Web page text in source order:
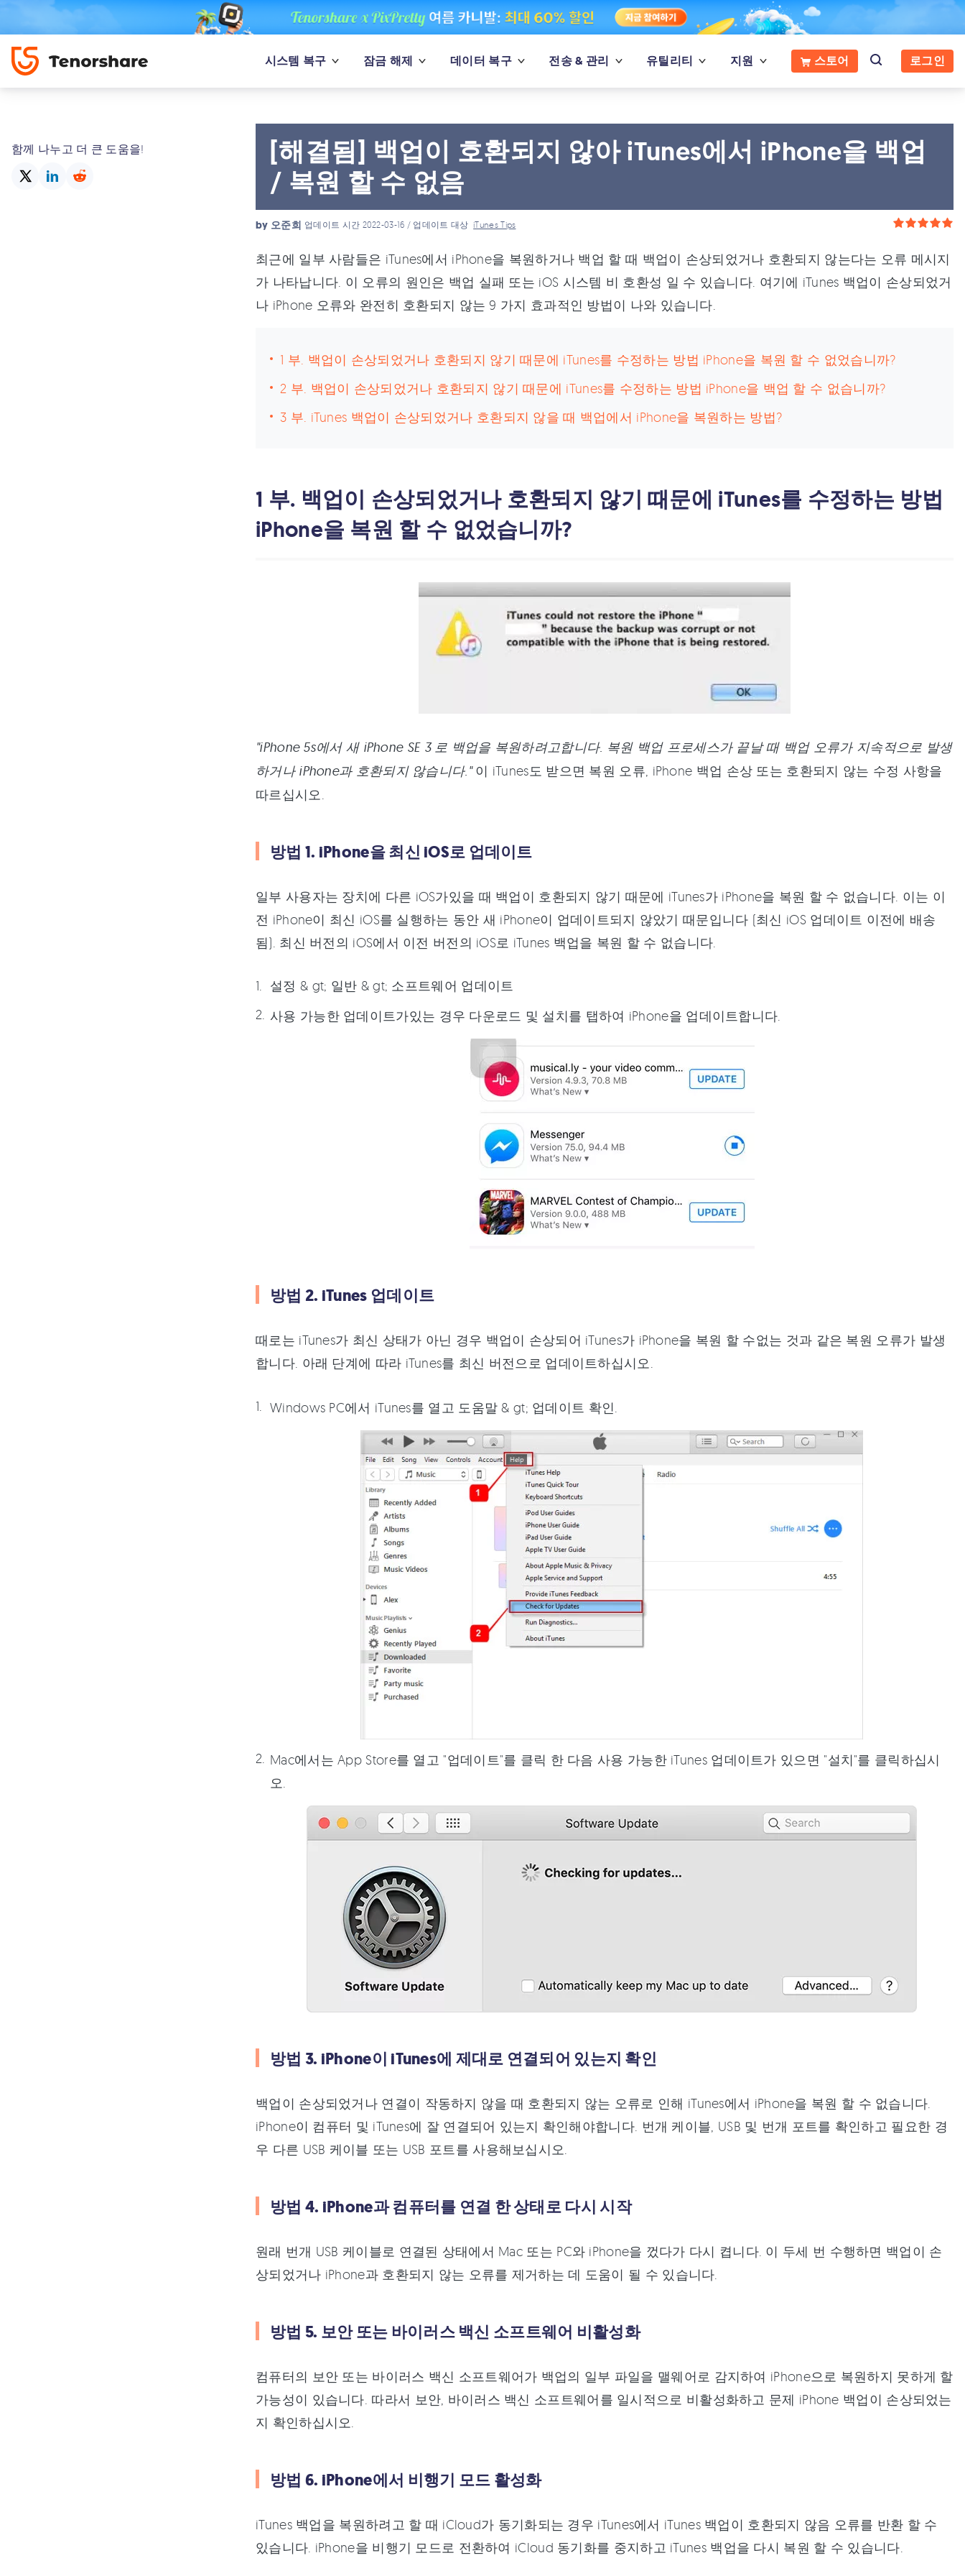
시스템 복구 잠금 해제 데이터 복구 전송 & 관리 유틸리티 지원 스토어 로그인
함께 나누고 더 큰 도움을!
[해결됨] 백업이 호환되지 않아 iTunes에서 iPhone을 백업
/ 복원 할 수 없음
by 오준희 업데이트 시간 2022-03-16 / 업데이트 대상iTunes Tips
최근에 일부 사람들은 iTunes에서 iPhone을 복원하거나 백업 할 때 백업이 손상되었거나 호환되지 않는다는 오류 메시지
가 나타납니다. 이 오류의 원인은 백업 실패 또는 iOS 시스템 비 호환성 일 수 있습니다. 여기에 iTunes 백업이 손상되었거
나 iPhone 오류와 완전히 호환되지 않는 9 가지 효과적인 방법이 나와 있습니다.
1 부. 백업이 손상되었거나 호환되지 않기 때문에 iTunes를 수정하는 방법 iPhone을 복원 할 수 없었습니까?
2 부. 백업이 손상되었거나 호환되지 않기 때문에 iTunes를 수정하는 방법 iPhone을 백업 할 수 없습니까?
3 부. iTunes 백업이 손상되었거나 호환되지 않을 때 백업에서 iPhone을 복원하는 방법?
1 부. 백업이 손상되었거나 호환되지 않기 때문에 iTunes를 수정하는 방법
iPhone을 복원 할 수 없었습니까?
"iPhone 5s에서 새 iPhone SE 3 로 백업을 복원하려고합니다. 복원 백업 프로세스가 끝날 때 백업 오류가 지속적으로 발생
하거나 iPhone과 호환되지 않습니다."이 iTunes도 받으면 복원 오류, iPhone 백업 손상 또는 호환되지 않는 수정 사항을
따르십시오.
방법 1. iPhone을 최신 iOS로 업데이트
일부 사용자는 장치에 다른 iOS가있을 때 백업이 호환되지 않기 때문에 iTunes가 iPhone을 복원 할 수 없습니다. 이는 이
전 iPhone이 최신 iOS를 실행하는 동안 새 iPhone이 업데이트되지 않았기 때문입니다 (최신 iOS 업데이트 이전에 배송
됨). 최신 버전의 iOS에서 이전 버전의 iOS로 iTunes 백업을 복원 할 수 없습니다.
설정 & gt; 일반 & gt; 소프트웨어 업데이트
사용 가능한 업데이트가있는 경우 다운로드 및 설치를 탭하여 iPhone을 업데이트합니다.
방법 2. iTunes 업데이트
때로는 iTunes가 최신 상태가 아닌 경우 백업이 손상되어 iTunes가 iPhone을 복원 할 수없는 것과 같은 복원 오류가 발생
합니다. 아래 단계에 따라 iTunes를 최신 버전으로 업데이트하십시오.
Windows PC에서 iTunes를 열고 도움말 & gt; 업데이트 확인.
Mac에서는 App Store를 열고 "업데이트"를 클릭 한 다음 사용 가능한 iTunes 업데이트가 있으면 "설치"를 클릭하십시
오.
방법 3. iPhone이 iTunes에 제대로 연결되어 있는지 확인
백업이 손상되었거나 연결이 작동하지 않을 때 호환되지 않는 오류로 인해 iTunes에서 iPhone을 복원 할 수 없습니다.
iPhone이 컴퓨터 및 iTunes에 잘 연결되어 있는지 확인해야합니다. 번개 케이블, USB 및 번개 포트를 확인하고 필요한 경
우 다른 USB 케이블 또는 USB 포트를 사용해보십시오.
방법 4. iPhone과 컴퓨터를 연결 한 상태로 다시 시작
원래 번개 USB 케이블로 연결된 상태에서 Mac 또는 PC와 iPhone을 껐다가 다시 켭니다. 이 두세 번 수행하면 백업이 손
상되었거나 iPhone과 호환되지 않는 오류를 제거하는 데 도움이 될 수 있습니다.
방법 5. 보안 또는 바이러스 백신 소프트웨어 비활성화
컴퓨터의 보안 또는 바이러스 백신 소프트웨어가 백업의 일부 파일을 맬웨어로 감지하여 iPhone으로 복원하지 못하게 할
가능성이 있습니다. 따라서 보안, 바이러스 백신 소프트웨어를 일시적으로 비활성화하고 문제 iPhone 백업이 손상되었는
지 확인하십시오.
방법 6. iPhone에서 비행기 모드 활성화
iTunes 백업을 복원하려고 할 때 iCloud가 동기화되는 경우 iTunes에서 iTunes 백업이 호환되지 않음 오류를 반환 할 수
있습니다. iPhone을 비행기 모드로 전환하여 iCloud 동기화를 중지하고 iTunes 백업을 다시 복원 할 수 있습니다.